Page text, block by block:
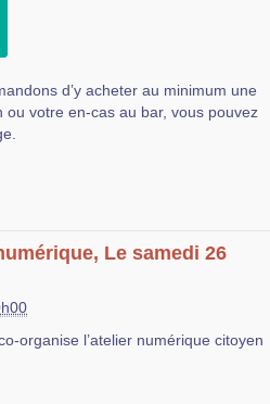
d’y acheter au minimum une
votre en-cas au bar, vous pouvez
Le samedi 26
organise l’atelier numérique citoyen